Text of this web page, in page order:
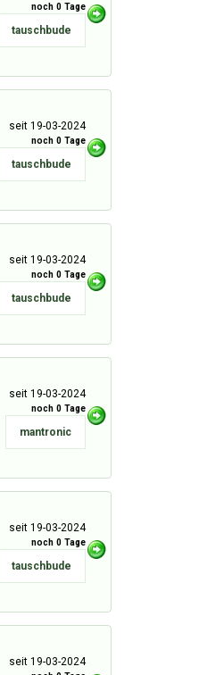
noch 0 Tage
tauschbude
seit 19-03-2024
noch 0 Tage
tauschbude
seit 19-03-2024
noch 0 Tage
tauschbude
seit 19-03-2024
noch 0 Tage
mantronic
seit 19-03-2024
noch 0 Tage
tauschbude
seit 19-03-2024